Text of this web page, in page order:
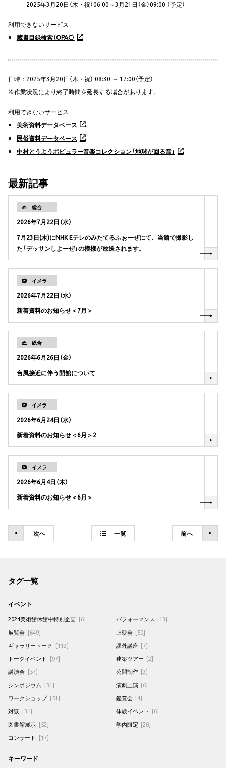
2025年3月20日（木・祝）06:00～3月21日（金）09:00 （予定）
利用できないサービス
蔵書目録検索（OPAC）
日時：2025年3月20日（木・祝） 08:30 ～ 17:00（予定）
※作業状況により終了時間を延長する場合があります。
利用できないサービス
美術資料データベース
民俗資料データベース
中村とうようポピュラー音楽コレクション「地球が回る音」
最新記事
総合
2026年7月22日（水）
7月23日(木)にNHK Eテレのみたてるふぉーぜにて、当館で撮影し
た「デッサンしよーぜ」の模様が放送されます。
イメラ
2026年7月22日（水）
新着資料のお知らせ＜7月＞
総合
2026年6月26日（金）
台風接近に伴う開館について
イメラ
2026年6月24日（水）
新着資料のお知らせ＜6月＞2
イメラ
2026年6月4日（木）
新着資料のお知らせ＜6月＞
次へ 一覧 前へ
タグ一覧
イベント
2024美術館休館中特別企画 [6]
展覧会 [649]
ギャラリートーク [113]
トークイベント [97]
講演会 [57]
シンポジウム [31]
ワークショップ [51]
対談 [31]
図書館展示 [52]
コンサート [17]
パフォーマンス [13]
上映会 [50]
課外講座 [7]
建築ツアー [2]
公開制作 [3]
演劇上演 [6]
鑑賞会 [4]
体験イベント [6]
学内限定 [20]
キーワード